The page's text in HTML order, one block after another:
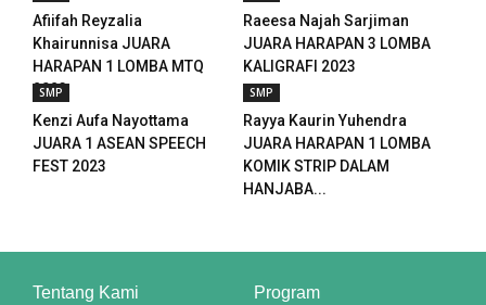
Afiifah Reyzalia
Khairunnisa JUARA
HARAPAN 1 LOMBA MTQ
2023
Raeesa Najah Sarjiman
JUARA HARAPAN 3 LOMBA
KALIGRAFI 2023
SMP
Kenzi Aufa Nayottama
JUARA 1 ASEAN SPEECH
FEST 2023
SMP
Rayya Kaurin Yuhendra
JUARA HARAPAN 1 LOMBA
KOMIK STRIP DALAM
HANJABA...
Tentang Kami Program